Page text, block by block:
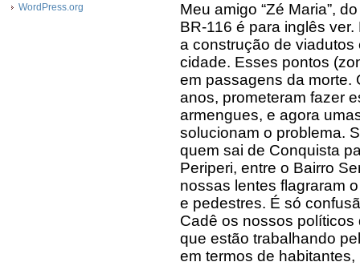
WordPress.org
Meu amigo “Zé Maria”,
BR-116 é para inglês
a construção de viadutos
cidade. Esses pontos
em passagens da morte.
anos, prometeram fazer
armengues, e agora
solucionam o problema.
quem sai de Conquista
Periperi, entre o Bairro
nossas lentes flagraram
e pedestres. É só
Cadê os nossos
que estão trabalhando
em termos de